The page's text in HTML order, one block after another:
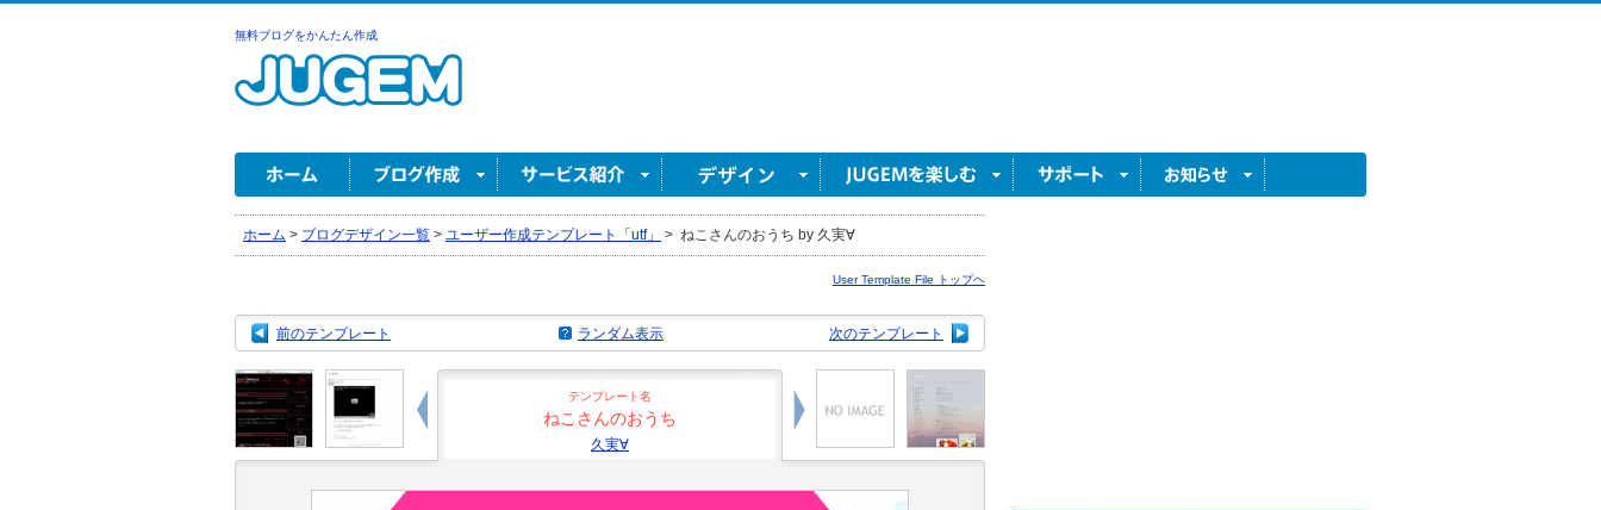
無料ブログをかんたん作成
ホーム > ブログデザイン一覧 > ユーザー作成テンプレート「utf」 > ねこさんのおうち by 久実∀
User Template File トップヘ
前のテンプレート 次のテンプレート
ランダム表示
テンプレート名
ねこさんのおうち
久実∀